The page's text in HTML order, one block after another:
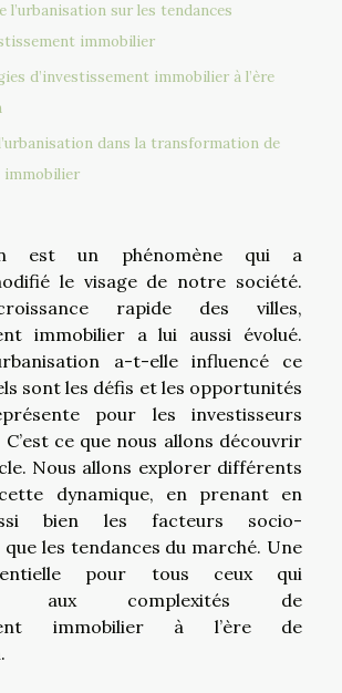
l’urbanisation sur les tendances
immobilier
d’investissement immobilier à l’ère
dans la transformation de
immobilier
est un phénomène qui a
le visage de notre société.
rapide des villes,
immobilier a lui aussi évolué.
a-t-elle influencé ce
sont les défis et les opportunités
pour les investisseurs
ce que nous allons découvrir
Nous allons explorer différents
dynamique, en prenant en
bien les facteurs socio-
les tendances du marché. Une
pour tous ceux qui
aux complexités de
immobilier à l’ère de